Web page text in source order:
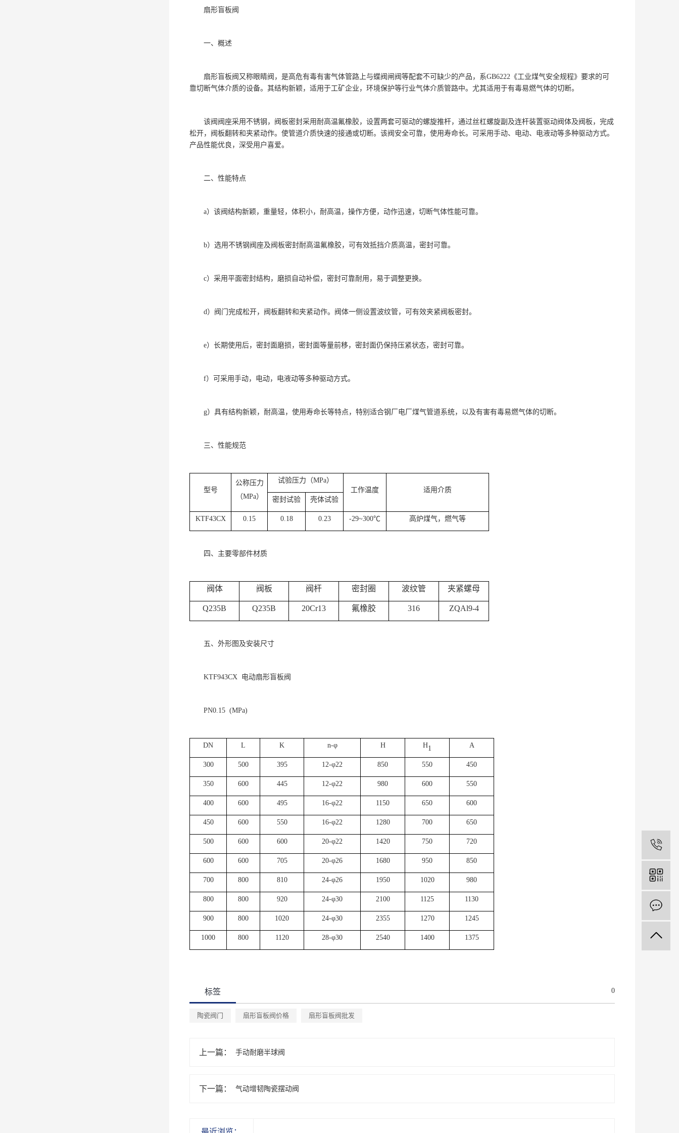
扇形盲板阀
一、概述
扇形盲板阀又称眼睛阀，是高危有毒有害气体管路上与蝶阀闸阀等配套不可缺少的产品，系GB6222《工业煤气安全规程》要求的可
靠切断气体介质的设备。其结构新颖，适用于工矿企业，环境保护等行业气体介质管路中。尤其适用于有毒易燃气体的切断。
该阀阀座采用不锈钢，阀板密封采用耐高温氟橡胶，设置两套可驱动的螺旋推杆，通过丝杠螺旋副及连杆装置驱动阀体及阀板，完成
松开，阀板翻转和夹紧动作。使管道介质快速的接通或切断。该阀安全可靠，使用寿命长。可采用手动、电动、电液动等多种驱动方式。
产品性能优良，深受用户喜爱。
二、性能特点
a）该阀结构新颖，重量轻，体积小，耐高温，操作方便，动作迅速，切断气体性能可靠。
b）选用不锈钢阀座及阀板密封耐高温氟橡胶，可有效抵挡介质高温，密封可靠。
c）采用平面密封结构，磨损自动补偿，密封可靠耐用，易于调整更换。
d）阀门完成松开，阀板翻转和夹紧动作。阀体一侧设置波纹管，可有效夹紧阀板密封。
e）长期使用后，密封面磨损，密封面等量前移，密封面仍保持压紧状态，密封可靠。
f）可采用手动，电动，电液动等多种驱动方式。
g）具有结构新颖，耐高温，使用寿命长等特点，特别适合钢厂电厂煤气管道系统，以及有害有毒易燃气体的切断。
三、性能规范
型号
公称压力
（MPa）
试验压力（MPa）
工作温度
适用介质
密封试验
壳体试验
KTF43CX 0.15 0.18 0.23 -29~300℃ 高炉煤气，燃气等
四、主要零部件材质
阀体 阀板 阀杆 密封圈 波纹管 夹紧螺母
Q235B Q235B 20Cr13 氟橡胶 316 ZQAl9-4
五、外形图及安装尺寸
KTF943CX 电动扇形盲板阀
PN0.15 (MPa)
DN L K n-φ H H1 A
300 500 395 12-φ22 850 550 450
350 600 445 12-φ22 980 600 550
400 600 495 16-φ22 1150 650 600
450 600 550 16-φ22 1280 700 650
500 600 600 20-φ22 1420 750 720
600 600 705 20-φ26 1680 950 850
700 800 810 24-φ26 1950 1020 980
800 800 920 24-φ30 2100 1125 1130
900 800 1020 24-φ30 2355 1270 1245
1000 800 1120 28-φ30 2540 1400 1375
标签 0
陶瓷阀门 扇形盲板阀价格 扇形盲板阀批发
上一篇： 手动耐磨半球阀
下一篇： 气动增韧陶瓷摆动阀